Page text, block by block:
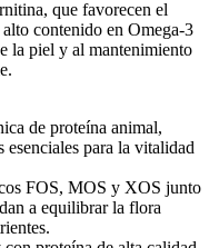
que favorecen el
contenido en Omega-3
la piel y al mantenimiento
de proteína animal,
para la vitalidad
FOS, MOS y XOS junto
a equilibrar la flora